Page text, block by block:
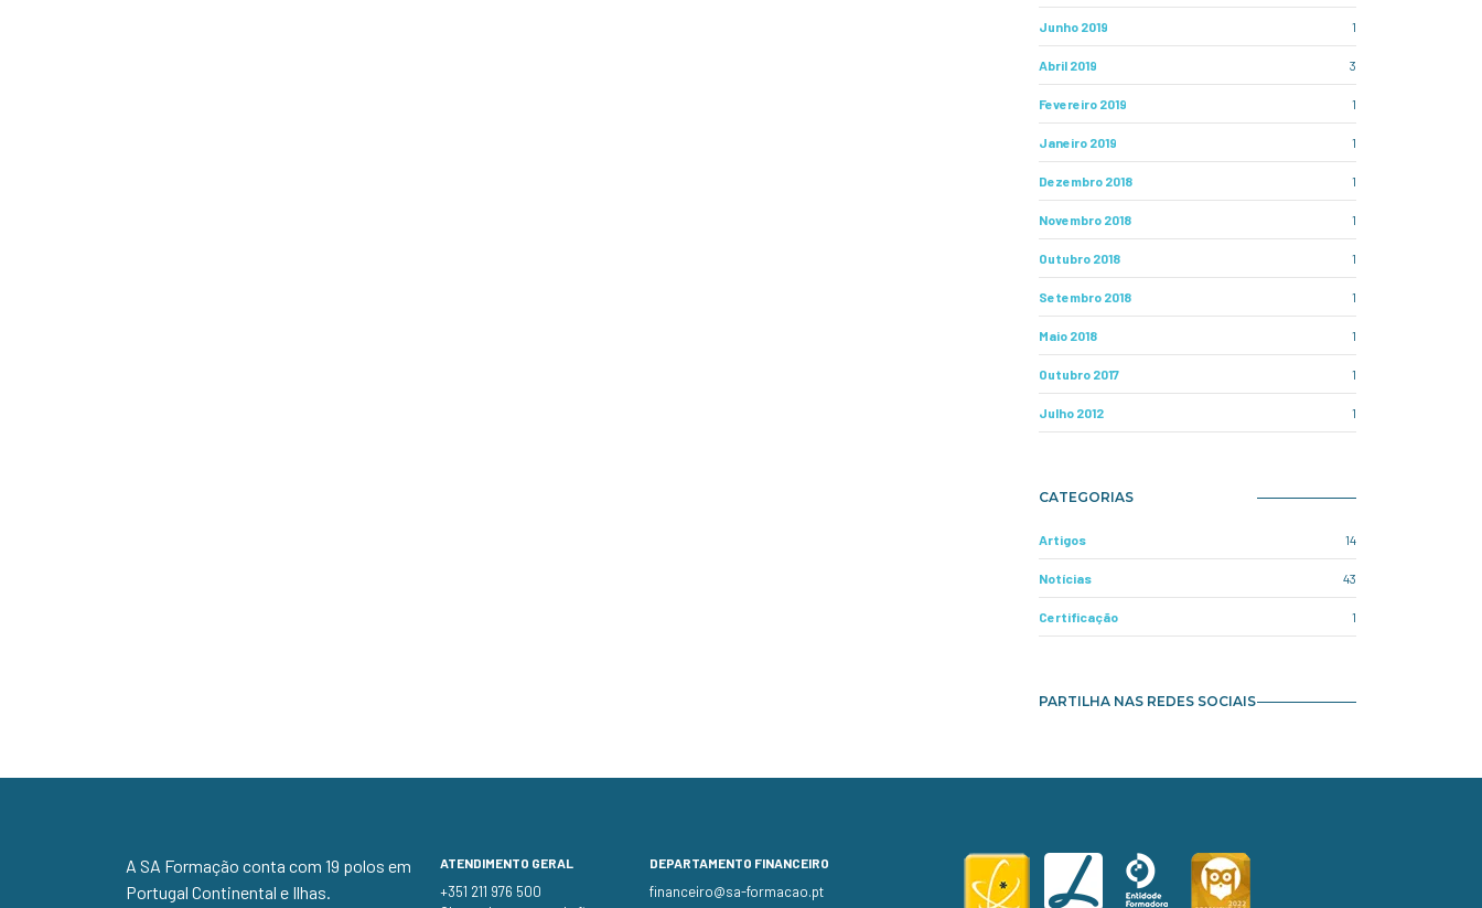
Junho 2019 1
Abril 2019 3
Fevereiro 2019 1
Janeiro 2019 1
Dezembro 2018 1
Novembro 2018 1
Outubro 2018 1
Setembro 2018 1
Maio 2018 1
Outubro 2017 1
Julho 2012 1
CATEGORIAS
Artigos 14
Notícias 43
Certificação 1
PARTILHA NAS REDES SOCIAIS
A SA Formação conta com 19 polos em
Portugal Continental e Ilhas.
ATENDIMENTO GERAL
+351 211 976 500
DEPARTAMENTO FINANCEIRO
financeiro@sa-formacao.pt